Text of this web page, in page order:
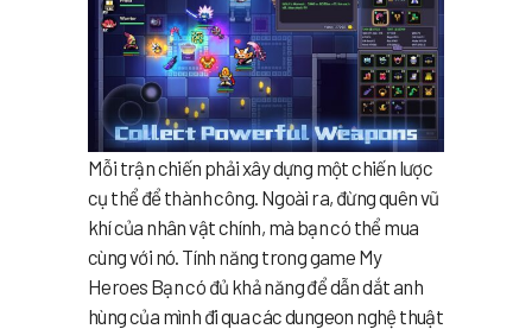
Mỗi trận chiến phải xây dựng một chiến lược
cụ thể để thành công. Ngoài ra, đừng quên vũ
khí của nhân vật chính, mà bạn có thể mua
cùng với nó. Tính năng trong game My
Heroes Bạn có đủ khả năng để dẫn dắt anh
hùng của mình đi qua các dungeon nghệ thuật